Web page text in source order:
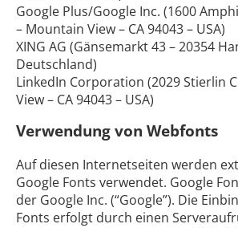
Google Plus/Google Inc. (1600
– Mountain View – CA 94043 – USA)
XING AG (Gänsemarkt 43 – 20354
Deutschland)
LinkedIn Corporation (2029 Stierlin
View – CA 94043 – USA)
Verwendung von Webfonts
Auf diesen Internetseiten werden
Google Fonts verwendet. Google
der Google Inc. (“Google”). Die
Fonts erfolgt durch einen